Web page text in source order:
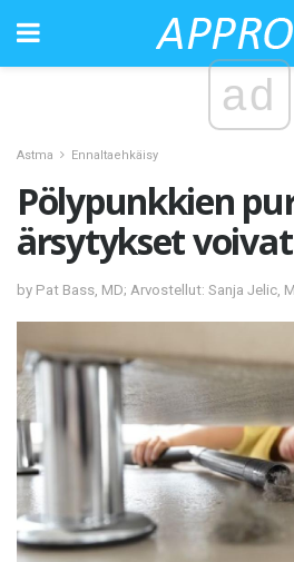
ad
Astma Ennaltaehkäisy
Pölypunkkien
ärsytykset
by Pat Bass, MD; Arvostellut: Sanja Jelic,